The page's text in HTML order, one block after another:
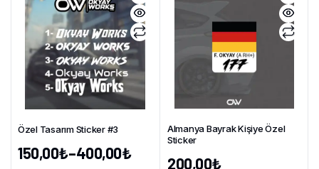
Özel Tasarım Sticker #3
150,00₺–400,00₺
Almanya Bayrak Kişiye Özel
Sticker
200,00₺